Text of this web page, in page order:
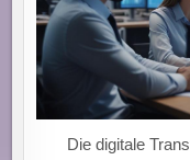
Die digitale